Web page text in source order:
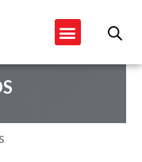
Menu